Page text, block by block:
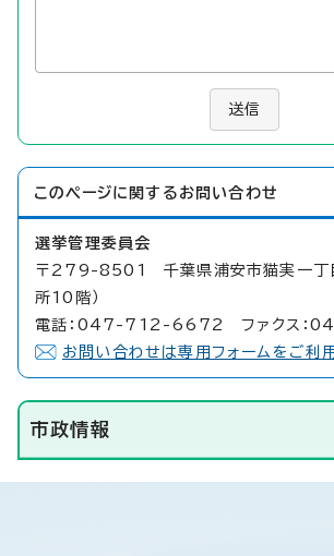
送信
このページに関する お問い合わせ
選挙管理委員会
〒279-8501 千葉県浦安市猫実一丁
所10階）
電話：047-712-6672 ファクス：
お問い合わせは専用フォームをご利用
市政情報